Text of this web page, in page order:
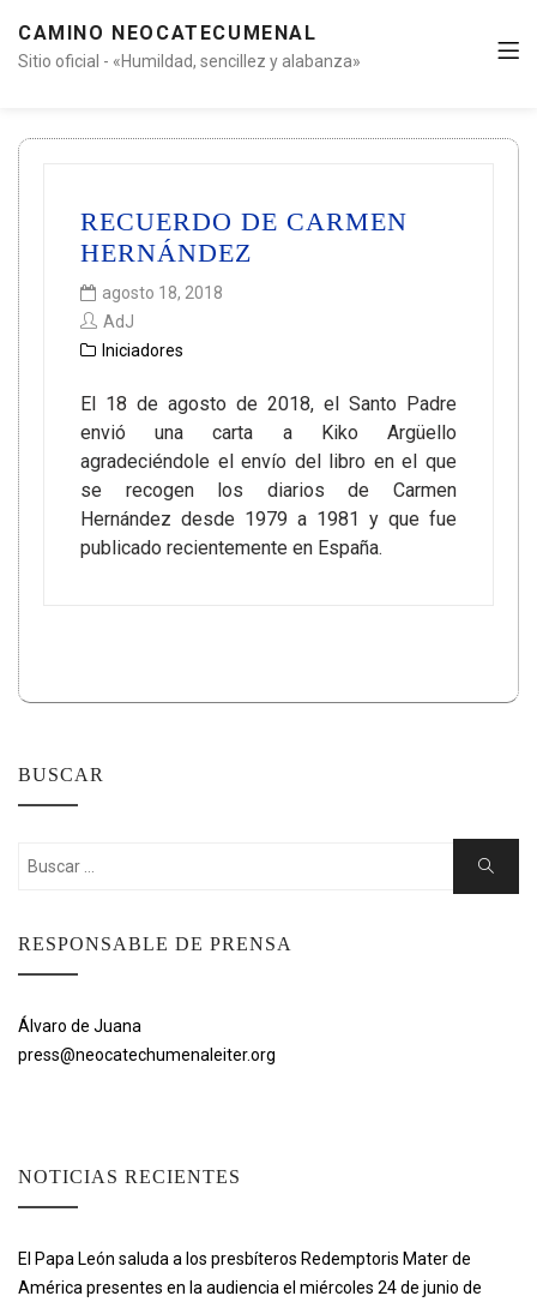
CAMINO NEOCATECUMENAL
Sitio oficial - «Humildad, sencillez y alabanza»
RECUERDO DE CARMEN
HERNÁNDEZ
agosto 18, 2018
AdJ
Iniciadores
El 18 de agosto de 2018, el Santo Padre
envió una carta a Kiko Argüello
agradeciéndole el envío del libro en el que
se recogen los diarios de Carmen
Hernández desde 1979 a 1981 y que fue
publicado recientemente en España.
BUSCAR
Buscar:
Buscar
RESPONSABLE DE PRENSA
Álvaro de Juana
press@neocatechumenaleiter.org
NOTICIAS RECIENTES
El Papa León saluda a los presbíteros Redemptoris Mater de
América presentes en la audiencia el miércoles 24 de junio de